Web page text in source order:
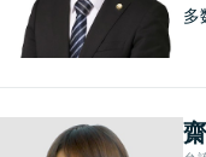
多
ち
ま
ッ